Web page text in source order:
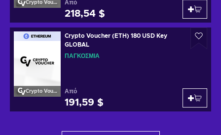
Crypto Voucher Από
218,54 $
Crypto Voucher
Crypto Voucher (ETH) 180 USD Key
GLOBAL
ΠΑΓΚΌΣΜΙΑ
Από
191,59 $